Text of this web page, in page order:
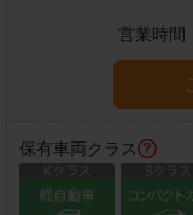
営業時間
保有車両クラス